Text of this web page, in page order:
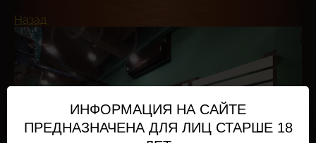
ИНФОРМАЦИЯ НА САЙТЕ
ПРЕДНАЗНАЧЕНА ДЛЯ ЛИЦ СТАРШЕ 18
Назад